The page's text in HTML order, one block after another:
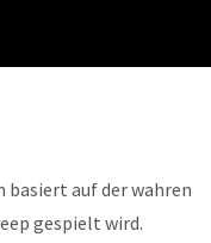
basiert auf der wahren
gespielt wird.